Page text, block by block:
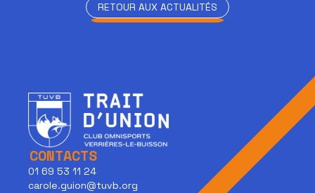
RETOUR AUX ACTUALITÉS
CONTACTS
01 69 53 11 24
carole.guion@tuvb.org